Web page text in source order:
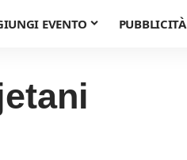
EVENTO PUBBLICITÀ